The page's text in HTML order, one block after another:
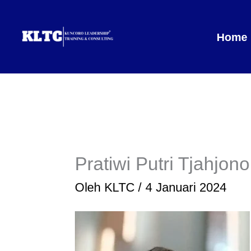
Home
Pratiwi Putri Tjahjono
Oleh KLTC / 4 Januari 2024